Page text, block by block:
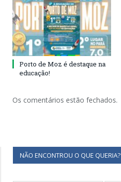
Porto de Moz é destaque na
educação!
Os comentários estão fechados.
NÃO ENCONTROU O QUE QUERIA?